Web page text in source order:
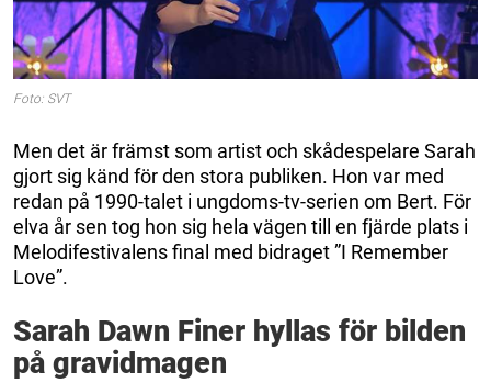
Foto: SVT
Men det är främst som artist och skådespelare Sarah
gjort sig känd för den stora publiken. Hon var med
redan på 1990-talet i ungdoms-tv-serien om Bert. För
elva år sen tog hon sig hela vägen till en fjärde plats i
Melodifestivalens final med bidraget ”I Remember
Love”.
Sarah Dawn Finer hyllas för bilden
på gravidmagen